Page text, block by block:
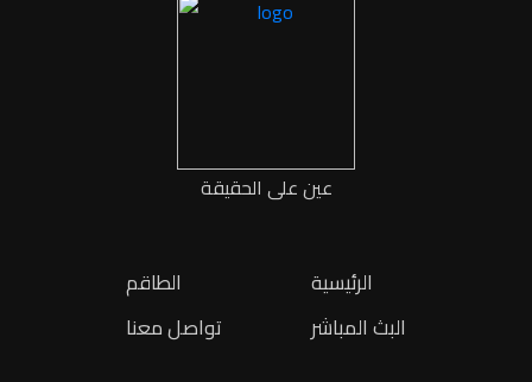
عين على الحقيقة
الطاقم
تواصل معنا
الرئيسية
البث المباشر